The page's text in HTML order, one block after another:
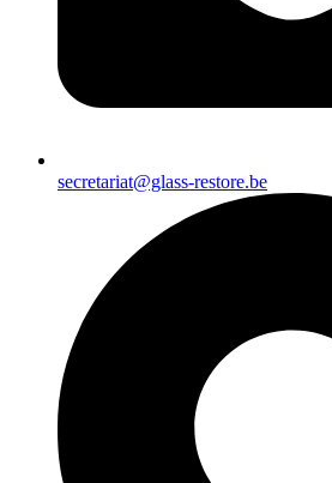
secretariat@glass-restore.be